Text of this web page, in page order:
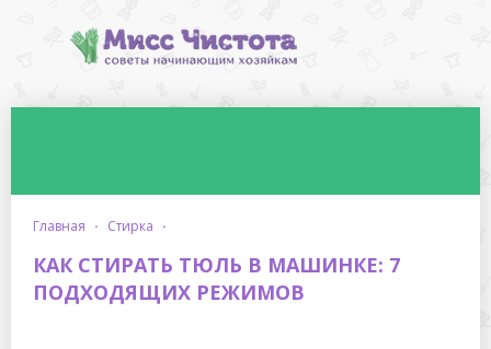
главная · стирка ·
КАК СТИРАТЬ ТЮЛЬ В МАШИНКЕ: 7
ПОДХОДЯЩИХ РЕЖИМОВ